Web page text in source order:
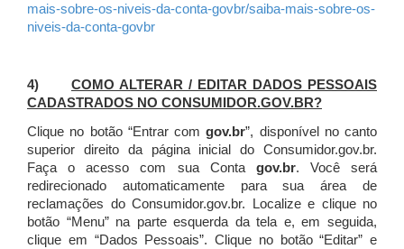
mais-sobre-os-niveis-da-conta-govbr/saiba-mais-sobre-os-
niveis-da-conta-govbr
4) COMO ALTERAR / EDITAR DADOS PESSOAIS
CADASTRADOS NO CONSUMIDOR.GOV.BR?
Clique no botão “Entrar comgov.br”, disponível no canto
superior direito da página inicial do Consumidor.gov.br.
Faça o acesso com sua Conta gov.br. Você será
redirecionado automaticamente para sua área de
reclamações do Consumidor.gov.br.
Localize e clique no
botão “Menu” na parte esquerda da tela e, em seguida,
clique em “Dados Pessoais”. Clique no botão “Editar” e